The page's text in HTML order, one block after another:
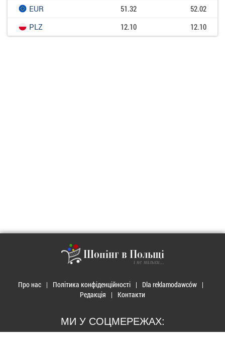
EUR
51.32
52.02
PLZ
12.10 12.10
Шопінг в Польщі
і не тільки...
Про нас Політика конфіденційності
Dla reklamodawców
Редакція
Контакти
МИ У СОЦМЕРЕЖАХ: